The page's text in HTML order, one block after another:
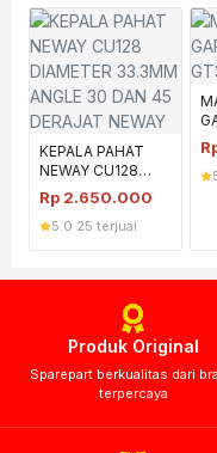
KEPALA PAHAT
NEWAY CU128
DIAMETER
33.3MM ANGLE 30
DAN 45 DERAJAT
Rp 2.650.000
5.0 25 terjual
Produk Original
Sparepart berkualitas dari
terpercaya